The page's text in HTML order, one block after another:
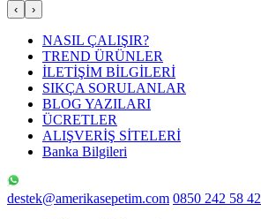
‹ ›
NASIL ÇALIŞIR?
TREND ÜRÜNLER
İLETİŞİM BİLGİLERİ
SIKÇA SORULANLAR
BLOG YAZILARI
ÜCRETLER
ALIŞVERİŞ SİTELERİ
Banka Bilgileri
destek@amerikasepetim.com 0850 242 58 42